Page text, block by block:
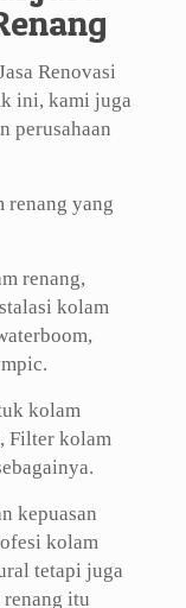
Renovasi
ini, kami juga
perusahaan
yang
renang,
kolam
kolam
Filter kolam
kepuasan
kolam
tetapi juga
itu